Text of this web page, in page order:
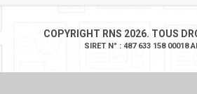
COPYRIGHT RNS 2026. TOUS
SIRET N° : 487 633 158 00018